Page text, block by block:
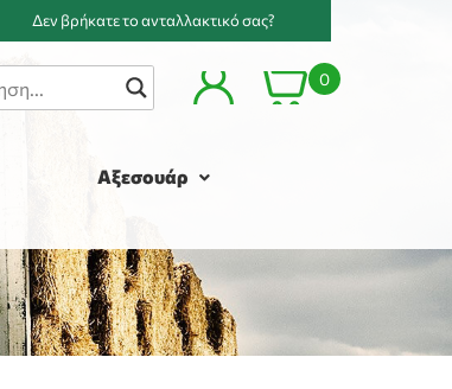
Δεν βρήκατε το ανταλλακτικό σας?
0
Αξεσουάρ